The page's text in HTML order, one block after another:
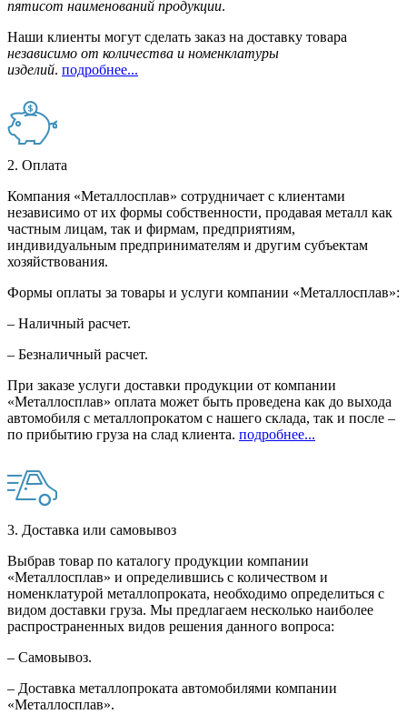
пятисот наименований продукции.
Наши клиенты могут сделать заказ на доставку товара
независимо от количества и номенклатуры
изделий. подробнее...
2. Оплата
Компания «Металлосплав» сотрудничает с клиентами
независимо от их формы собственности, продавая металл как
частным лицам, так и фирмам, предприятиям,
индивидуальным предпринимателям и другим субъектам
хозяйствования.
Формы оплаты за товары и услуги компании «Металлосплав»:
– Наличный расчет.
– Безналичный расчет.
При заказе услуги доставки продукции от компании
«Металлосплав» оплата может быть проведена как до выхода
автомобиля с металлопрокатом с нашего склада, так и после –
по прибытию груза на слад клиента. подробнее...
3. Доставка или самовывоз
Выбрав товар по каталогу продукции компании
«Металлосплав» и определившись с количеством и
номенклатурой металлопроката, необходимо определиться с
видом доставки груза. Мы предлагаем несколько наиболее
распространенных видов решения данного вопроса:
– Самовывоз.
– Доставка металлопроката автомобилями компании
«Металлосплав».